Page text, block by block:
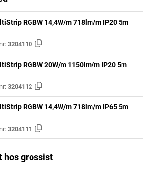
RGBW 14,4W/m 718lm/m IP20 5m
3204110
RGBW 20W/m 1150lm/m IP20 5m
3204112
RGBW 14,4W/m 718lm/m IP65 5m
3204111
hos grossist